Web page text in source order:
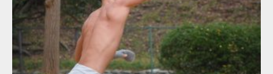
Category: 公園のマッチョ その他 AKIHITO(細マッチョ) 背中
ダウンロード